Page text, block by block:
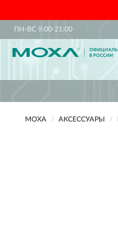
ПН-ВС 9:00-21:00
MOXA АКСЕССУАРЫ